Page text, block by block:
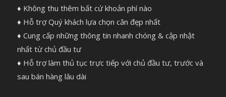
♦ Không thu thêm bất cứ khoản phí nào
♦ Hỗ trợ Quý khách lựa chọn căn đẹp nhất
♦ Cung cấp những thông tin nhanh chóng & cập nhật
nhất từ chủ đầu tư
♦ Hỗ trợ làm thủ tục trực tiếp với chủ đầu tư, trước và
sau bán hàng lâu dài